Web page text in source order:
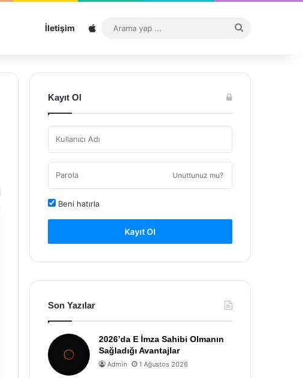
İletişim Sitemap
...
Kayıt Ol
Unuttunuz mu?
Beni hatırla
Kayıt Ol
Son Yazılar
2026’da E İmza Sahibi Olmanın
Sağladığı Avantajlar
Admin 1 Ağustos 2026